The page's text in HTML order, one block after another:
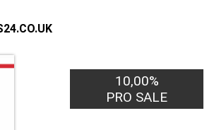
10,00%
PRO SALE